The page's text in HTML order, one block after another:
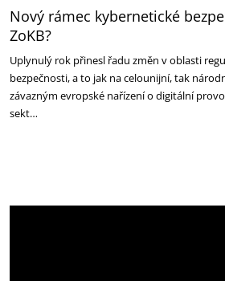
Nový rámec kybernetické
ZoKB?
Uplynulý rok přinesl řadu změn v oblasti
bezpečnosti, a to jak na celounijní, tak
závazným evropské nařízení o digitální
sekt…